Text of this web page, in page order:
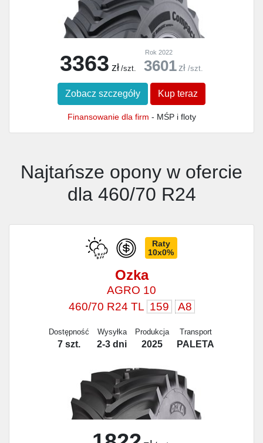
3363 zł /szt.
Rok 2022
3601 zł /szt.
Zobacz szczegóły Kup teraz
Finansowanie dla firm - MŚP i floty
Najtańsze opony w ofercie
dla 460/70 R24
Raty
10x0%
Ozka
AGRO 10
460/70 R24 TL 159 A8
Dostępność
7 szt.
Wysyłka
2-3 dni
Produkcja
2025
Transport
PALETA